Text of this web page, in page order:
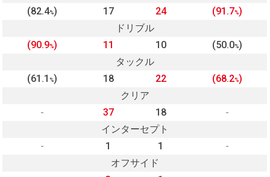
(82.4%) 17 24 (91.7%)
ドリブル
(90.9%) 11 10 (50.0%)
タックル
(61.1%) 18 22 (68.2%)
クリア
-
37 18
-
インターセプト
-
1 1
-
オフサイド